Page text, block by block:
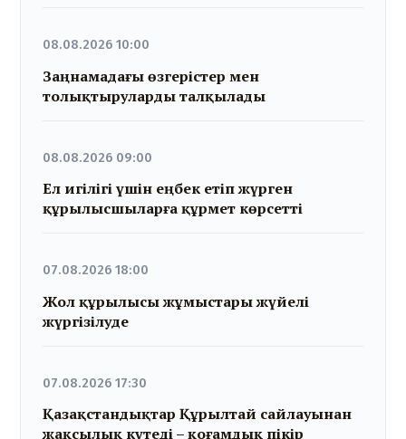
08.08.2026 10:00
Заңнамадағы өзгерістер мен
толықтыруларды талқылады
08.08.2026 09:00
Ел игілігі үшін еңбек етіп жүрген
құрылысшыларға құрмет көрсетті
07.08.2026 18:00
Жол құрылысы жұмыстары жүйелі
жүргізілуде
07.08.2026 17:30
Қазақстандықтар Құрылтай сайлауынан
жақсылық күтеді – қоғамдық пікір